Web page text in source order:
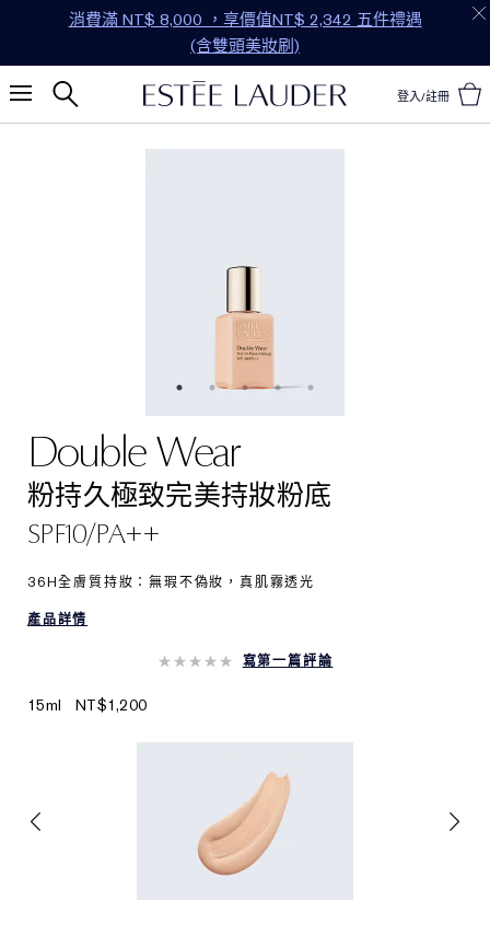
消費滿 NT$ 8,000 ，享價值NT$ 2,342 五件禮遇
(含雙頭美妝刷)
登入/註冊
Double Wear
粉持久極致完美持妝粉底
SPF10/PA++
36H全膚質持妝：無瑕不偽妝，真肌霧透光
產品詳情
寫第一篇評論
15ml NT$1,200